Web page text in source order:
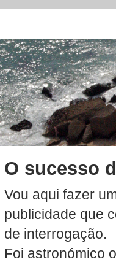
O sucesso
Vou aqui fazer
publicidade que
de interrogação.
Foi astronómico